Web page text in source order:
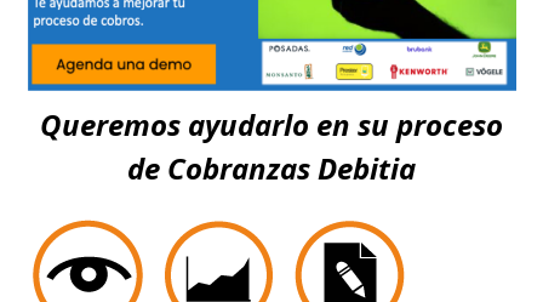
Queremos ayudarlo en su proceso
de Cobranzas Debitia